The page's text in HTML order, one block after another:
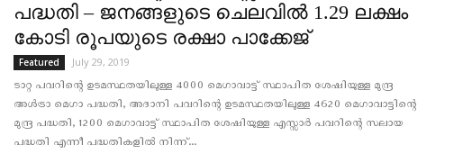
പദ്ധതി – ജനങ്ങളുടെ ചെലവില്‍ 1.29 ലക്ഷം
കോടി രൂപയുടെ രക്ഷാ പാക്കേജ്
Featured July 29, 2019
ടാറ്റ പവറിന്റെ ഉടമസ്ഥതയിലുള്ള 4000 മെഗാവാട്ട് സ്ഥാപിത ശേഷിയുള്ള മുന്ദ്ര
അള്‍ട്രാ മെഗാ പദ്ധതി, അദാനി പവറിന്റെ ഉടമസ്ഥതയിലുള്ള 4620 മെഗാവാട്ടിന്റെ
മുന്ദ്ര പദ്ധതി, 1200 മെഗാവാട്ട് സ്ഥാപിത ശേഷിയുള്ള എസ്സാര്‍ പവറിന്റെ സലായ
പദ്ധതി എന്നീ പദ്ധതികളില്‍ നിന്ന്...